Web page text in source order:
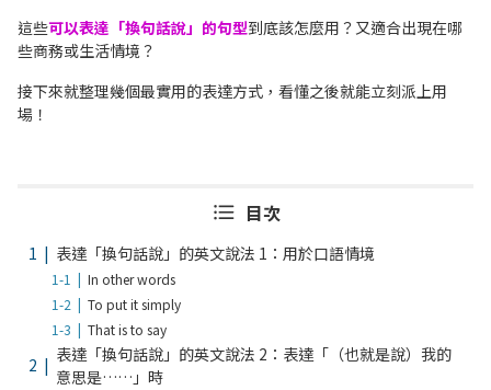
這些可以表達「換句話說」的句型到底該怎麼用？又適合出現在哪
些商務或生活情境？
接下來就整理幾個最實用的表達方式，看懂之後就能立刻派上用
場！
目次
表達「換句話說」的英文說法 1：用於口語情境
In other words
To put it simply
That is to say
表達「換句話說」的英文說法 2：表達「（也就是說）我的
意思是……」時